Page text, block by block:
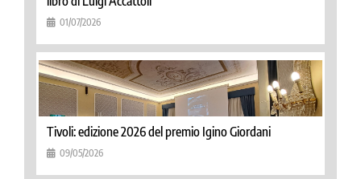
01/07/2026
Tivoli: edizione 2026 del premio Igino Giordani
09/05/2026